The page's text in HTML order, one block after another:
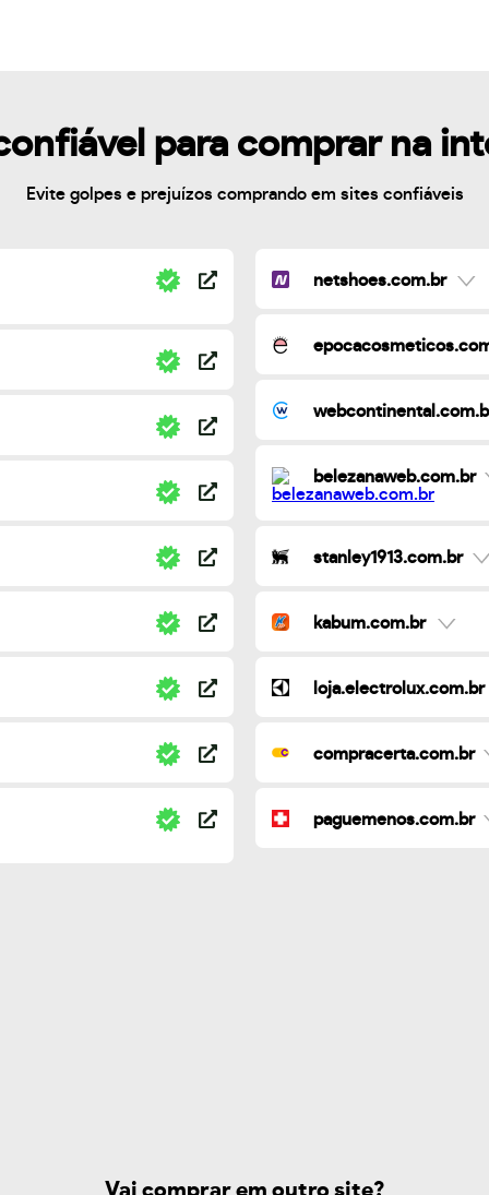
para comprar na
Evite golpes e prejuízos comprando em sites confiáveis
netshoes.com.br
belezanaweb.com.br
stanley1913.com.br
kabum.com.br
loja.electrolux.com.br
compracerta.com.br
paguemenos.com.br
Vai comprar em outro site?